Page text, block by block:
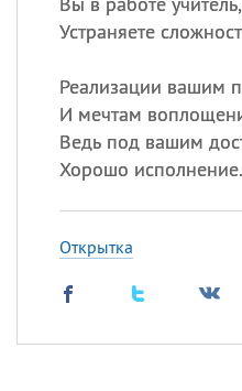
Устраняете
Реализации вашим
И мечтам
Ведь под вашим
Хорошо исполнение.
Открытка